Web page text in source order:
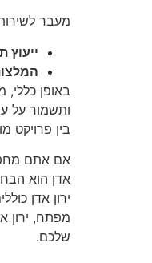
מעבר
ייעוץ
באופן
ותשמור על
בין פרויקט
אם אתם
אדן הוא
ירון אדן
מפתח, ירון
שלכם.